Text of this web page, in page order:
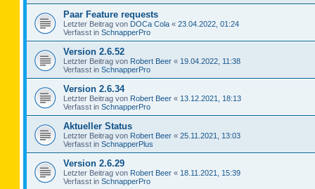
Paar Feature requests
Letzter Beitrag von DOCa Cola « 23.04.2022, 01:24
Verfasst in SchnapperPro
Version 2.6.52
Letzter Beitrag von Robert Beer « 19.04.2022, 11:38
Verfasst in SchnapperPro
Version 2.6.34
Letzter Beitrag von Robert Beer « 13.12.2021, 18:13
Verfasst in SchnapperPro
Aktueller Status
Letzter Beitrag von Robert Beer « 25.11.2021, 13:03
Verfasst in SchnapperPlus
Version 2.6.29
Letzter Beitrag von Robert Beer « 18.11.2021, 15:39
Verfasst in SchnapperPro